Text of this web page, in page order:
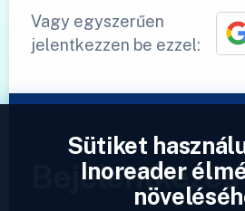
Vagy egyszerűen
jelentkezzen be ezzel:
Bejelentkezés
Sütiket
Inoreader